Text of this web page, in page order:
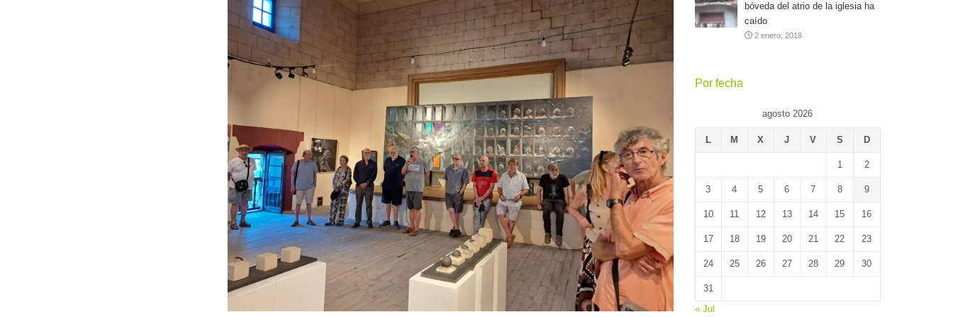
bóveda del atrio de la iglesia ha
caído
2 enero, 2018
Por fecha
agosto 2026
L M X J V S D
1 2
3 4 5 6 7 8 9
10 11 12 13 14 15 16
17 18 19 20 21 22 23
24 25 26 27 28 29 30
31
« Jul